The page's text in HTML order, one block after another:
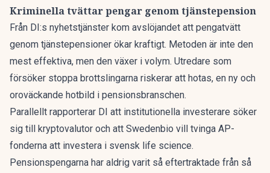
Kriminella tvättar pengar genom tjänstepension
Från DI:s nyhetstjänster kom avslöjandet att pengatvätt
genom tjänstepensioner ökar kraftigt. Metoden är inte den
mest effektiva, men den växer i volym. Utredare som
försöker stoppa brottslingarna riskerar att hotas, en ny och
oroväckande hotbild i pensionsbranschen.
Parallellt rapporterar DI att institutionella investerare söker
sig till kryptovalutor och att Swedenbio vill tvinga AP-
fonderna att investera i svensk life science.
Pensionspengarna har aldrig varit så eftertraktade från så